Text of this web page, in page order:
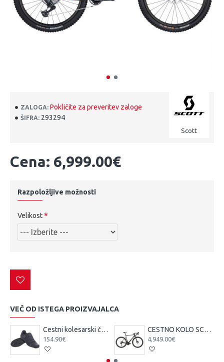
ZALOGA: Pokličite za preveritev zaloge
ŠIFRA: 293294
Scott
Cena: 6,999.00€
Razpoložljive možnosti
Velikost
VEČ OD ISTEGA PROIZVAJALCA
Cestni kolesarski čevlji Scott Team BOA čr/tsi
154.90€
CESTNO KOLO SCOTT ADDICT 10 čr 25
4,949.00€